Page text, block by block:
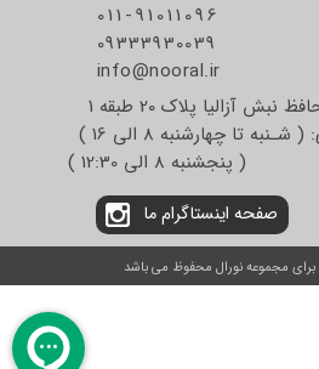
011-91011096
09333930039
info@nooral.ir
آزالیا پلاک 20 طبقه 1
تا چهارشنبه 8 الی 16 )
12:30 )
صفحه اینستاگرام ما
مجموعه نورال محفوظ می باشد